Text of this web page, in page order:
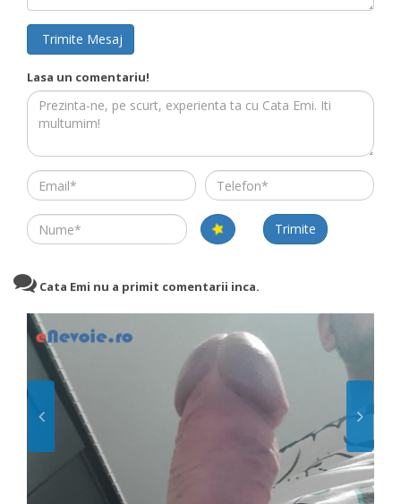
Trimite Mesaj
Lasa un comentariu!
Email Telefon
Name Trimite
Cata Emi nu a primit comentarii inca.